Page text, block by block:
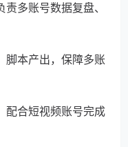
多账号数据复盘、
脚本产出，保障多账
配合短视频账号完成